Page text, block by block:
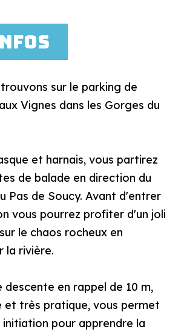
sur le parking de
Vignes dans les Gorges du
et harnais, vous partirez
de balade en direction du
Pas de Soucy. Avant d'entrer
vous pourrez profiter d'un joli
le chaos rocheux en
la rivière.
descente en rappel de 10 m,
et très pratique, vous permet
initiation pour apprendre la